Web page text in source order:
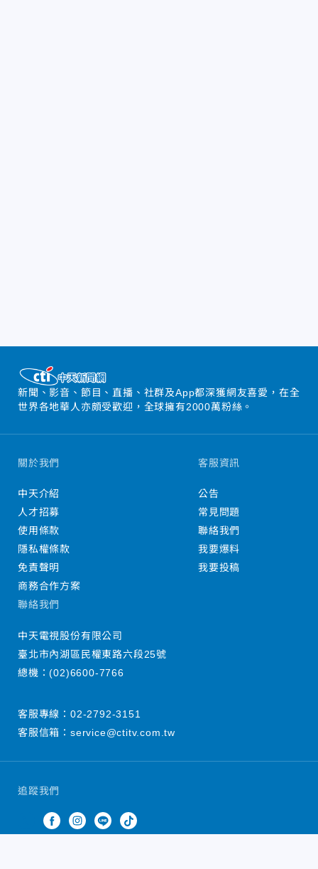
新聞、影音、節目、直播、社群及App都深獲網友喜愛，在全
世界各地華人亦頗受歡迎，全球擁有2000萬粉絲。
追蹤我們
關於我們
中天介紹
人才招募
使用條款
隱私權條款
免責聲明
商務合作方案
客服資訊
公告
常見問題
聯絡我們
我要爆料
我要投稿
聯絡我們
中天電視股份有限公司
臺北市內湖區民權東路六段25號
總機：(02)6600-7766
客服專線： 02-2792-3151
客服信箱： service@ctitv.com.tw